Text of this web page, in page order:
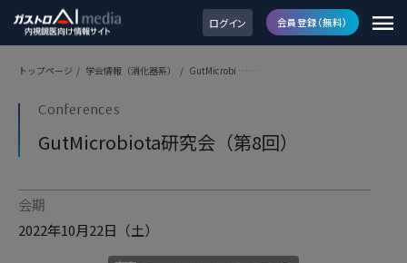
ログイン 会員登録（無料）
トップページ / 学会情報（消化器系） / GutMicrobi ……
Conferences
GutMicrobiota研究会（第8回）
会期
2022年10月22日（土）